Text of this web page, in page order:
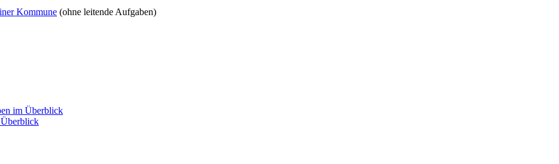
Kommune (ohne leitende Aufgaben)
im Überblick